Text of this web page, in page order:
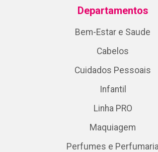
Departamentos
Bem-Estar e Saude
Cabelos
Cuidados Pessoais
Infantil
Linha PRO
Maquiagem
Perfumes e Perfumaria